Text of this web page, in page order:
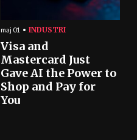
maj 01 INDUSTRI
Visa and
Mastercard Just
Gave AI the Power to
Shop and Pay for
You